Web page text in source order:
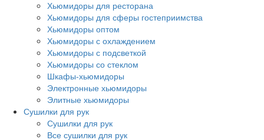
Хьюмидоры для ресторана
Хьюмидоры для сферы гостеприимства
Хьюмидоры оптом
Хьюмидоры с охлаждением
Хьюмидоры с подсветкой
Хьюмидоры со стеклом
Шкафы-хьюмидоры
Электронные хьюмидоры
Элитные хьюмидоры
Сушилки для рук
Сушилки для рук
Все сушилки для рук